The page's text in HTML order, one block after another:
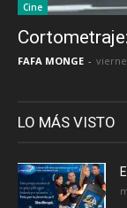
Cine
FAFA MONGE -
LO MÁS VISTO